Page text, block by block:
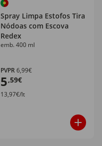
Spray Limpa Estofos Tira
Nódoas com Escova
Redex
emb. 400 ml
PVPR6,99€
5,59€
13,97€/lt